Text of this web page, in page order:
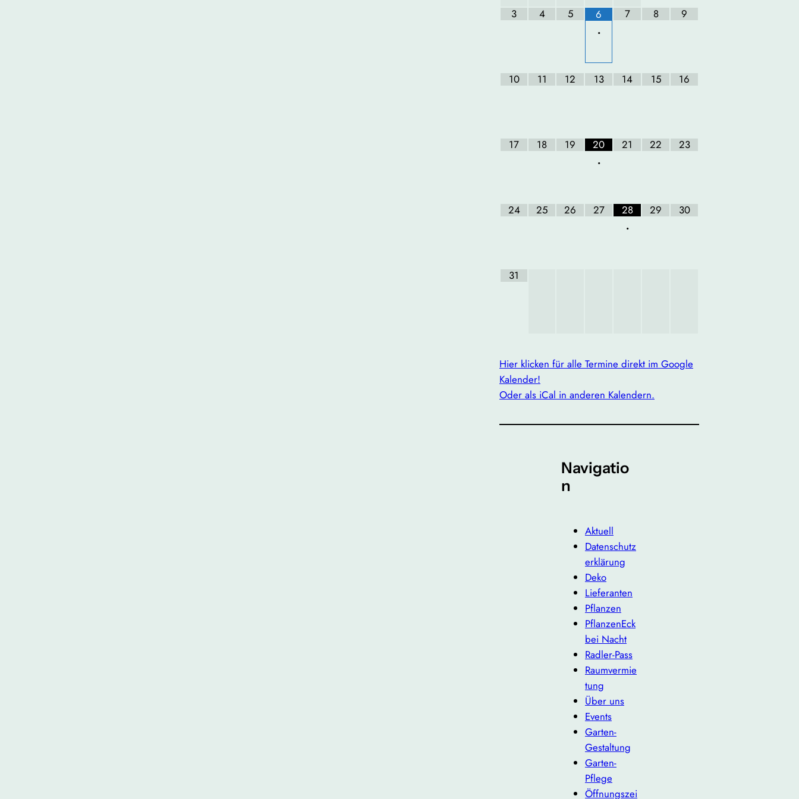
3 4 5
6
•
7 8 9
10 11 12 13 14 15 16
17 18 19
20
•
21 22 23
24 25 26 27
28
•
29 30
31
Hier klicken für alle Termine direkt im Google
Kalender!
Oder als iCal in anderen Kalendern.
Navigatio
n
Aktuell
Datenschutz
erklärung
Deko
Lieferanten
Pflanzen
PflanzenEck
bei Nacht
Radler-Pass
Raumvermie
tung
Über uns
Events
Garten-
Gestaltung
Garten-
Pflege
Öffnungszei